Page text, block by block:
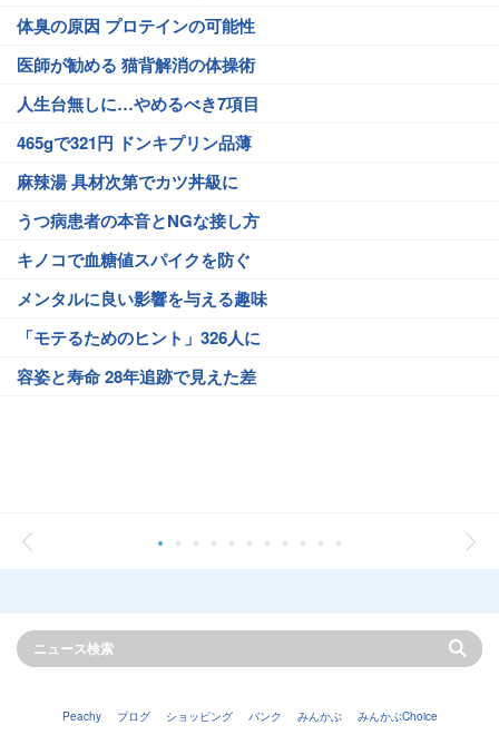
体臭の原因 プロテインの可能性
医師が勧める 猫背解消の体操術
人生台無しに…やめるべき7項目
465gで321円 ドンキプリン品薄
麻辣湯 具材次第でカツ丼級に
うつ病患者の本音とNGな接し方
キノコで血糖値スパイクを防ぐ
メンタルに良い影響を与える趣味
「モテるためのヒント」326人に
容姿と寿命 28年追跡で見えた差
Peachy ブログ ショッピング バンク みんかぶ みんかぶChoice